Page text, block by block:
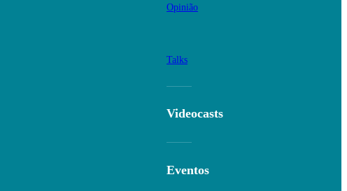
Opinião
Talks
Videocasts
Eventos